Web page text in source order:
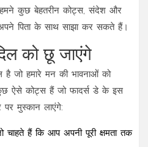
कुछ बेहतरीन कोट्स, संदेश और
पिता के साथ साझा कर सकते हैं।
को छू जाएंगे
है जो हमारे मन की भावनाओं को
ऐसे कोट्स हैं जो फादर्स डे के इस
मुस्कान लाएंगे:
चाहते हैं कि आप अपनी पूरी क्षमता तक